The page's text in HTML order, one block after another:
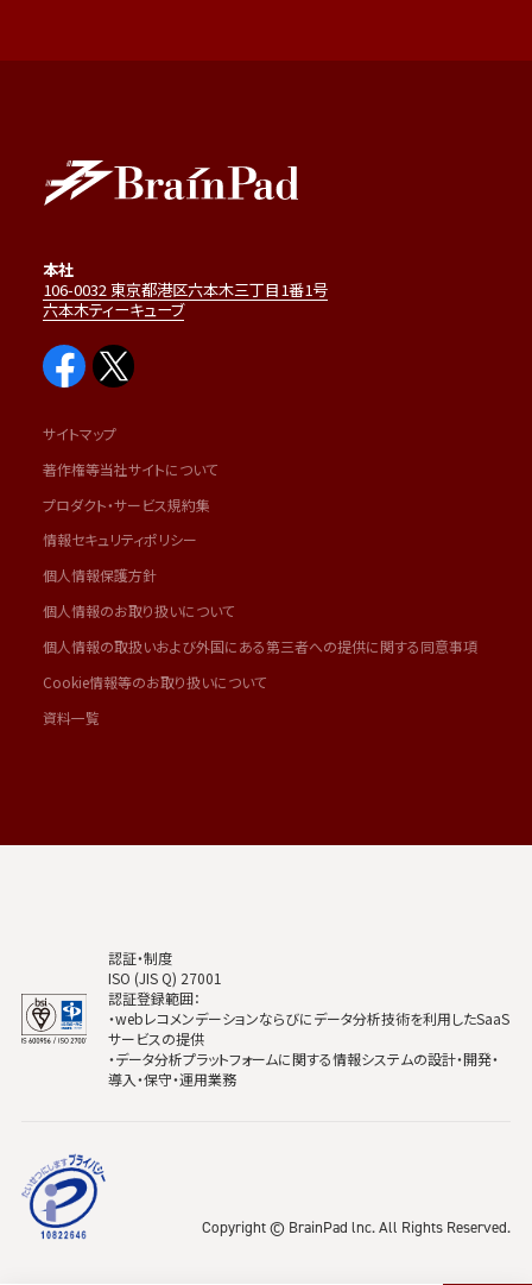
本社
106-0032 東京都港区六本木三丁目1番1号
六本木ティーキューブ
サイトマップ
著作権等当社サイトについて
プロダクト・サービス規約集
情報セキュリティポリシー
個人情報保護方針
個人情報のお取り扱いについて
個人情報の取扱いおよび外国にある第三者への提供に関する同意事項
Cookie情報等のお取り扱いについて
資料一覧
認証・制度
ISO (JIS Q) 27001
認証登録範囲：
・webレコメンデーションならびにデータ分析技術を利用したSaaS
サービスの提供
・データ分析プラットフォームに関する情報システムの設計・開発・
導入・保守・運用業務
Copyright © BrainPad lnc. All Rights Reserved.